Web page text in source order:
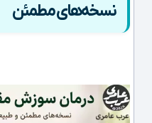
نسخه‌های مطمئن